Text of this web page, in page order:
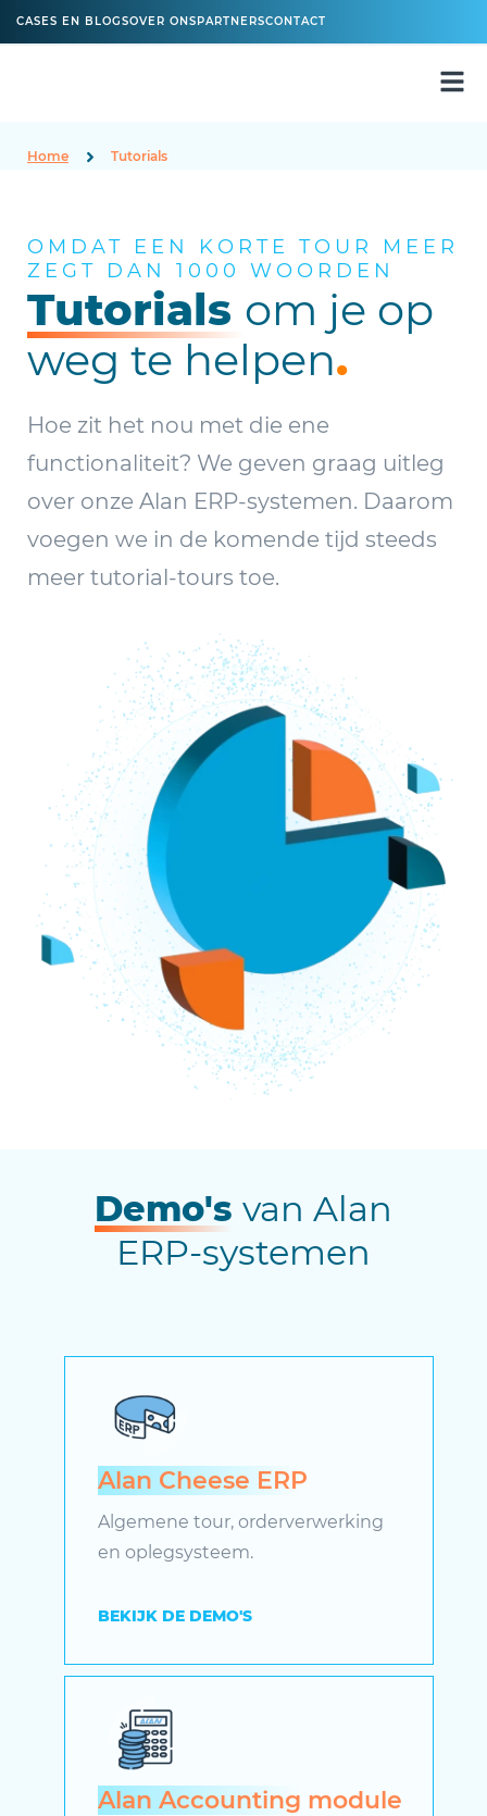
CASES EN BLOGSOVER ONSPARTNERSCONTACT
Home Tutorials
OMDAT EEN KORTE TOUR MEER
ZEGT DAN 1000 WOORDEN
Tutorials om je op
weg te helpen.
Hoe zit het nou met die ene
functionaliteit? We geven graag uitleg
over onze Alan ERP-systemen. Daarom
voegen we in de komende tijd steeds
meer tutorial-tours toe.
Demo's van Alan
ERP-systemen
Alan Cheese ERP
Algemene tour, orderverwerking
en oplegsysteem.
BEKIJK DE DEMO'S
Alan Accounting module